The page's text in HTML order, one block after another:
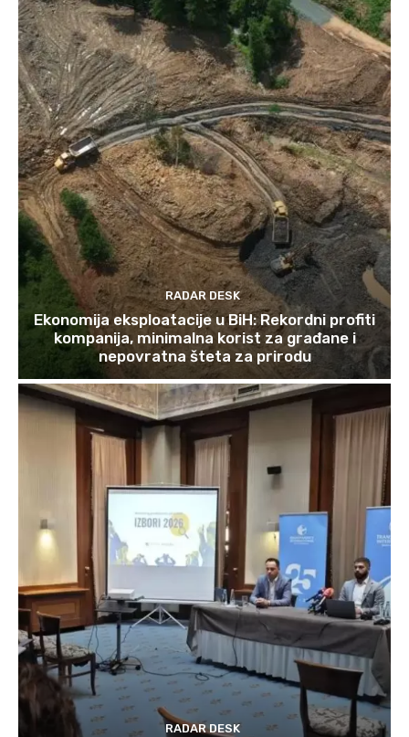
RADAR DESK
Ekonomija eksploatacije u BiH: Rekordni profiti
kompanija, minimalna korist za građane i
nepovratna šteta za prirodu
RADAR DESK